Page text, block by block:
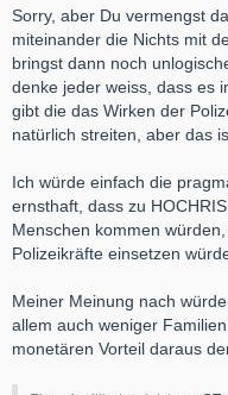
Chaoten die evtl sogar
die DFL jetzt dafür
Fans sichert.
Hooligans und Chaoten.
doch nichts, dann wird
nicht ins Stadion kommt.
Die allermeisten Probleme
machen kann.
Pyrotechnik ist für mich
Sorry, aber Du vermengst
miteinander die Nichts mit
bringst dann noch
denke jeder weiss, dass es
gibt die das Wirken der
natürlich streiten, aber das
Ich würde einfach die
ernsthaft, dass zu
Menschen kommen
Polizeikräfte einsetzen
Meiner Meinung nach
allem auch weniger
monetären Vorteil daraus